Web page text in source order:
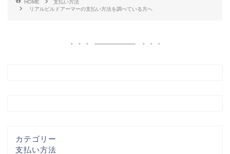
HOME
支払い方法
リアルビルドアーマーの支払い方法を調べている方へ
カテゴリー
支払い方法